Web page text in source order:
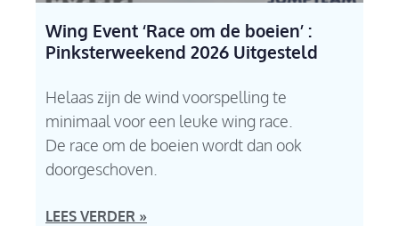
Wing Event ‘Race om de boeien’ :
Pinksterweekend 2026 Uitgesteld
Helaas zijn de wind voorspelling te
minimaal voor een leuke wing race.
De race om de boeien wordt dan ook
doorgeschoven.
LEES VERDER »